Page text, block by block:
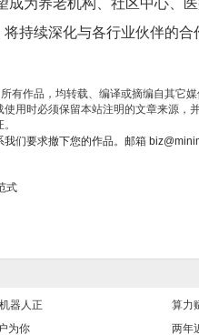
为养老机构、社区中心、
持续深化与各行业伙伴的
有作品，均转载、编译或摘编自其它
用时必须保留本站注明的文章来源
们要求撤下您的作品。邮箱
式
器人正
算力
为你
两年